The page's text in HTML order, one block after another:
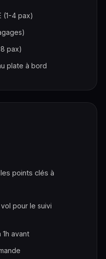
(1-4 pax)
pax)
plate à bord
points clés à
pour le suivi
avant